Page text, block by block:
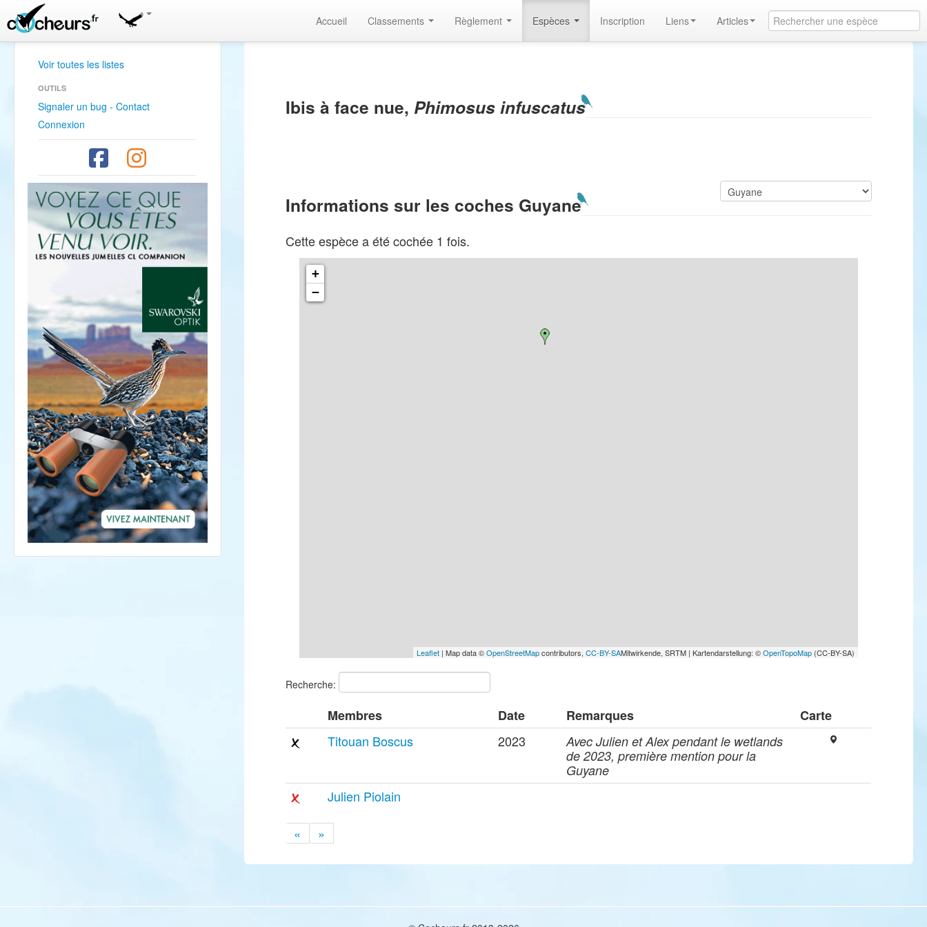
Accueil Classements Règlement Espèces Inscription Liens Articles
Voir toutes les listes
OUTILS
Signaler un bug - Contact
Connexion
Ibis à face nue, Phimosus infuscatus
Informations sur les coches Guyane
Cette espèce a été cochée 1 fois.
+
−
Leaflet| Map data ©OpenStreetMapcontributors, CC-BY-SAMitwirkende, SRTM | Kartendarstellung: ©OpenTopoMap(CC-BY-SA)
Recherche:
Membres Date Remarques
Carte
Titouan Boscus
2023
Avec Julien et Alex pendant le wetlands
de 2023, première mention pour la
Guyane
Julien Piolain
« »